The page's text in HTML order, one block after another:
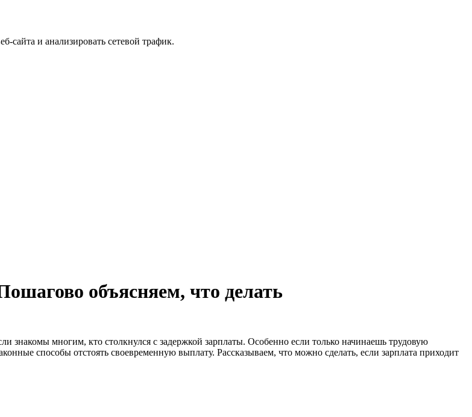
сайта и анализировать сетевой трафик.
объясняем, что делать
многим, кто столкнулся с задержкой зарплаты. Особенно если только начинаешь трудовую
способы отстоять своевременную выплату. Рассказываем, что можно сделать, если зарплата приходит